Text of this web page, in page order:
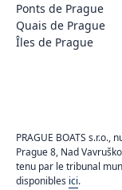
Ponts de Prague
Quais de Prague
Îles de Prague
PRAGUE BOATS
Prague 8, Nad
tenu par le tribunal
disponibles ici.